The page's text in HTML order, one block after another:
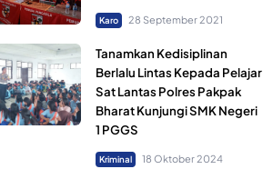
Karo 28 September 2021
Tanamkan Kedisiplinan
Berlalu Lintas Kepada Pelajar
Sat Lantas Polres Pakpak
Bharat Kunjungi SMK Negeri
1 PGGS
Kriminal 18 Oktober 2024